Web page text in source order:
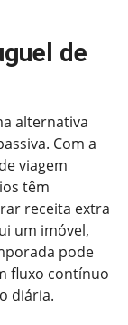
de
alternativa
Com a
viagem
têm
receita extra
um imóvel,
pode
fluxo contínuo
diária.